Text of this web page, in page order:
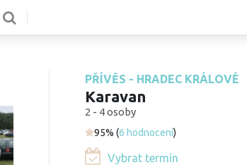
PŘÍVĚS - HRADEC KRÁLOVÉ
Karavan
2 - 4 osoby
95% (6 hodnocení)
Vybrat termín